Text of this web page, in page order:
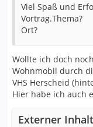
Viel Spaß und
Vortrag.Thema?
Ort?
Wollte ich doch
Wohnmobil durch
VHS Herscheid
Hier habe ich auch
Externer Inhalt